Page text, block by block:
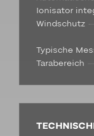
Ionisator
Windschutz
Typische
Tarabereich